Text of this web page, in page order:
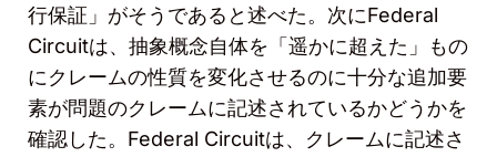
行保証」がそうであると述べた。次にFederal
Circuitは、抽象概念自体を「遥かに超えた」もの
にクレームの性質を変化させるのに十分な追加要
素が問題のクレームに記述されているかどうかを
確認した。 Federal Circuitは、クレームに記述さ